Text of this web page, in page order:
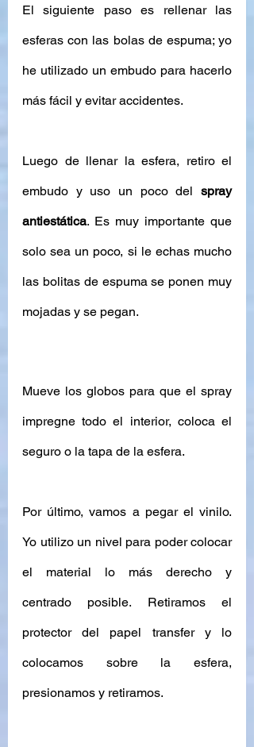
El siguiente paso es rellenar las
esferas con las bolas de espuma; yo
he utilizado un embudo para hacerlo
más fácil y evitar accidentes.
Luego de llenar la esfera, retiro el
embudo y uso un poco del spray
antiestática. Es muy importante que
solo sea un poco, si le echas mucho
las bolitas de espuma se ponen muy
mojadas y se pegan.
Mueve los globos para que el spray
impregne todo el interior, coloca el
seguro o la tapa de la esfera.
Por último, vamos a pegar el vinilo.
Yo utilizo un nivel para poder colocar
el material lo más derecho y
centrado posible. Retiramos el
protector del papel transfer y lo
colocamos sobre la esfera,
presionamos y retiramos.